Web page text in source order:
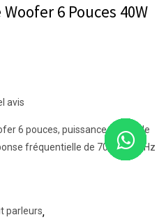
6 Pouces 40W
avis
6 pouces, puissance nominale
fréquentielle de 70Hz--20KHz
parleurs,